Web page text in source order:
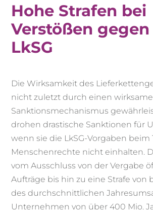
Hohe Strafen bei
Verstößen gegen
LkSG
Die Wirksamkeit des
nicht zuletzt durch einen
Sanktionsmechanismus
drohen drastische Sanktionen für
wenn sie die LkSG-Vorgaben beim
Menschenrechte nicht einhalten.
vom Ausschluss von der Vergabe
Aufträge bis hin zu eine Strafe von
des durchschnittlichen
Unternehmen von über 400 Mio.